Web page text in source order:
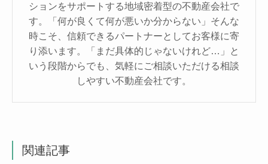
ションをサポートする地域密着型の不動産会社で
す。「何が良くて何が悪いか分からない」そんな
時こそ、信頼できるパートナーとしてお客様に寄
り添います。「まだ具体的じゃないけれど…」と
いう段階からでも、気軽にご相談いただける相談
しやすい不動産会社です。
関連記事